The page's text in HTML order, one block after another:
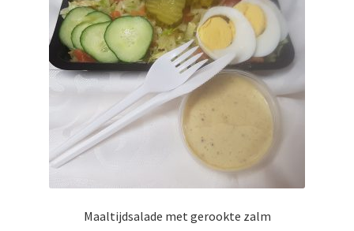
Maaltijdsalade met gerookte zalm